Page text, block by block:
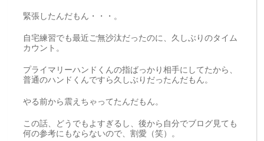
緊張したんだもん・・・。
自宅練習でも最近ご無沙汰だったのに、久しぶりのタイム
カウント。
プライマリーハンドくんの指ばっかり相手にしてたから、
普通のハンドくんですら久しぶりだったんだもん。
やる前から震えちゃってたんだもん。
この話、どうでもよすぎるし、後から自分でブログ見ても
何の参考にもならないので、割愛（笑）。